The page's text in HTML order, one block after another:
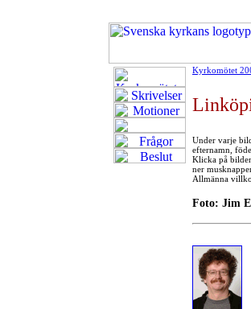
Kyrkomötet
Under varje
efternamn,
Klicka på
ner
Allmänna
Foto: Jim